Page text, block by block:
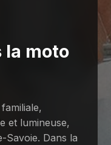
la moto
et lumineuse,
Savoie. Dans la